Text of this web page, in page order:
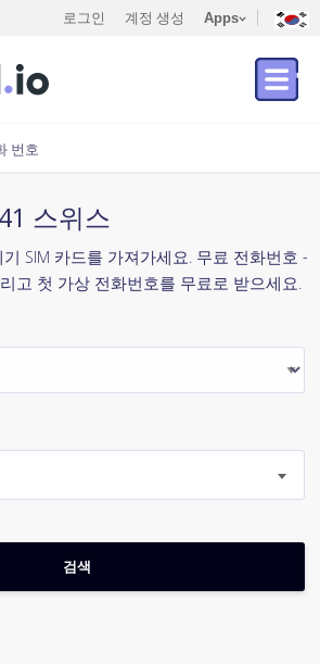
로그인 계정 생성 Apps
번호
스위스
SIM 카드를 가져가세요. 무료 전화번호 -
고 첫 가상 전화번호를 무료로 받으세요.